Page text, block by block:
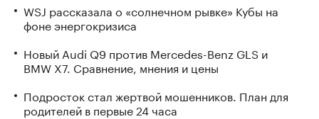
WSJ рассказала о «солнечном рывке» Кубы на
фоне энергокризиса
Новый Audi Q9 против Mercedes-Benz GLS и
BMW X7. Сравнение, мнения и цены
Подросток стал жертвой мошенников. План для
родителей в первые 24 часа